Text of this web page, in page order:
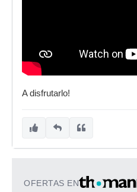
A disfrutarlo!
OFERTAS EN